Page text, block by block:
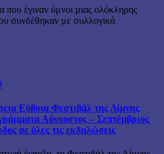
που έγιναν ύμνοι μιας ολόκληρης
συνδέθηκαν με συλλογικά
Εύβοια Φεστιβάλ της Λίμνης
Αύγουστος – Σεπτέμβριος
σε όλες τις εκδηλώσεις